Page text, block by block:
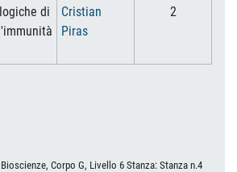
di
Cristian
Piras
2
Corpo G, Livello 6 Stanza: Stanza n.4